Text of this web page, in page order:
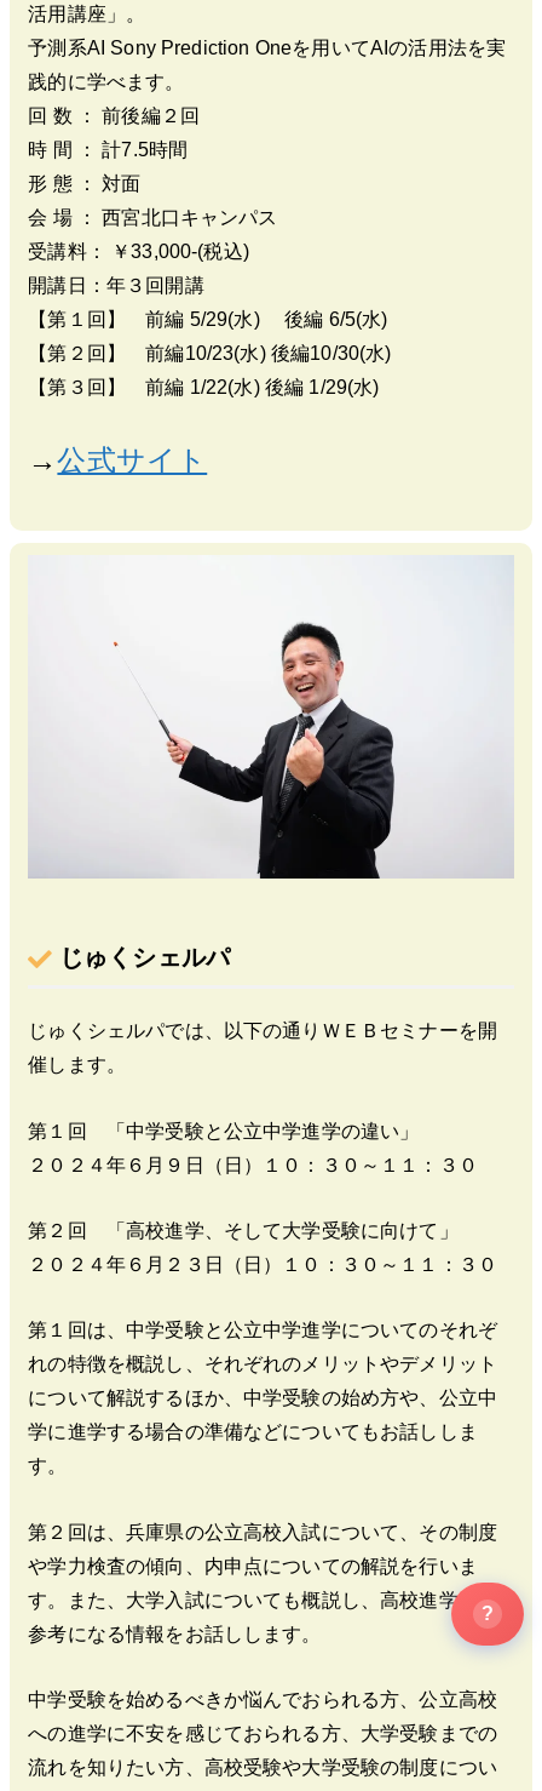
活用講座」。
予測系AI Sony Prediction Oneを用いてAIの活用法を実
践的に学べます。
回 数 ： 前後編２回
時 間 ： 計7.5時間
形 態 ： 対面
会 場 ： 西宮北口キャンパス
受講料： ￥33,000-(税込)
開講日：年３回開講
【第１回】 前編 5/29(水) 後編 6/5(水)
【第２回】 前編10/23(水) 後編10/30(水)
【第３回】 前編 1/22(水) 後編 1/29(水)
→公式サイト
じゅくシェルパ
じゅくシェルパでは、以下の通りＷＥＢセミナーを開
催します。
第１回 「中学受験と公立中学進学の違い」
２０２４年６月９日（日）１０：３０～１１：３０
第２回 「高校進学、そして大学受験に向けて」
２０２４年６月２３日（日）１０：３０～１１：３０
第１回は、中学受験と公立中学進学についてのそれぞ
れの特徴を概説し、それぞれのメリットやデメリット
について解説するほか、中学受験の始め方や、公立中
学に進学する場合の準備などについてもお話ししま
す。
第２回は、兵庫県の公立高校入試について、その制度
や学力検査の傾向、内申点についての解説を行いま
す。また、大学入試についても概説し、高校進学後に
参考になる情報をお話しします。
中学受験を始めるべきか悩んでおられる方、公立高校
への進学に不安を感じておられる方、大学受験までの
流れを知りたい方、高校受験や大学受験の制度につい
?